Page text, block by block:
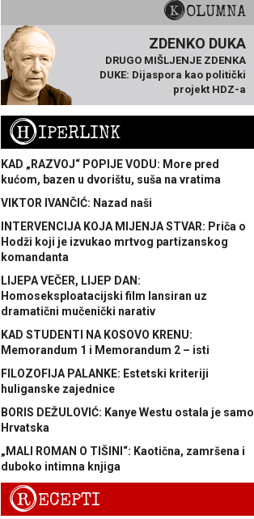
KOLUMNA
ZDENKO DUKA
DRUGO MIŠLJENJE ZDENKA
DUKE: Dijaspora kao politički
projekt HDZ-a
HIPERLINK
KAD „RAZVOJ“ POPIJE VODU: More pred
kućom, bazen u dvorištu, suša na vratima
VIKTOR IVANČIĆ: Nazad naši
INTERVENCIJA KOJA MIJENJA STVAR: Priča o
Hodži koji je izvukao mrtvog partizanskog
komandanta
LIJEPA VEČER, LIJEP DAN:
Homoseksploatacijski film lansiran uz
dramatični mučenički narativ
KAD STUDENTI NA KOSOVO KRENU:
Memorandum 1 i Memorandum 2 – isti
FILOZOFIJA PALANKE: Estetski kriteriji
huliganske zajednice
BORIS DEŽULOVIĆ: Kanye Westu ostala je samo
Hrvatska
„MALI ROMAN O TIŠINI“: Kaotična, zamršena i
duboko intimna knjiga
RECEPTI